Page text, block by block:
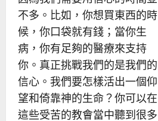
不多。比如，你想買東西的時
候，你口袋就有錢；當你生
病，你有足夠的醫療來支持
你。真正挑戰我們的是我們的
信心。我們要怎樣活出一個仰
望和倚靠神的生命？你可以在
這些受苦的教會當中聽到很多